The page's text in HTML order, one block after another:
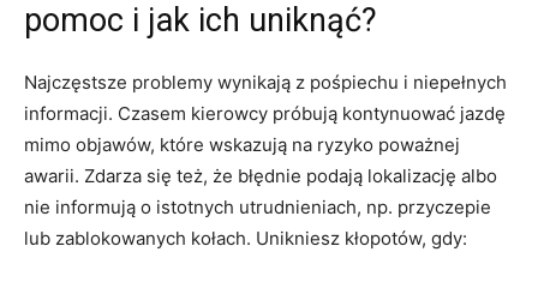
pomoc i jak ich uniknąć?
Najczęstsze problemy wynikają z pośpiechu i niepełnych
informacji. Czasem kierowcy próbują kontynuować jazdę
mimo objawów, które wskazują na ryzyko poważnej
awarii. Zdarza się też, że błędnie podają lokalizację albo
nie informują o istotnych utrudnieniach, np. przyczepie
lub zablokowanych kołach. Unikniesz kłopotów, gdy: